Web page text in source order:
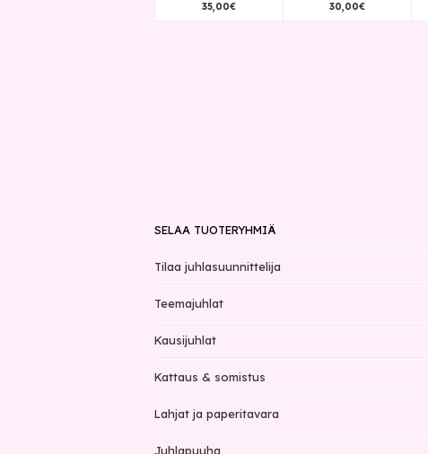
35,00€
30,00€
SELAA TUOTERYHMIÄ
Tilaa juhlasuunnittelija
Teemajuhlat
Kausijuhlat
Kattaus & somistus
Lahjat ja paperitavara
Juhlapuuha